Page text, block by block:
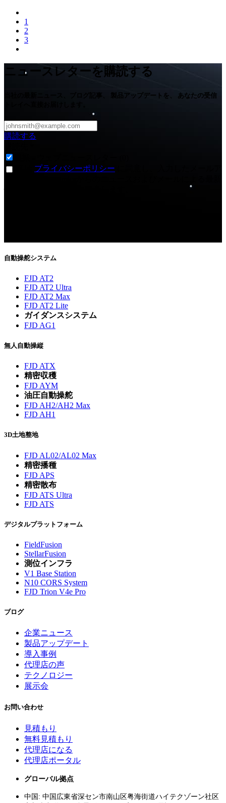
1
2
3
ニュースレターを購読する
当社の最新ニュース、ブログ記事、 製品アップデートを、 あなたの受信
購読する
プライバシーポリシー
自動操舵システム
FJD AT2
FJD AT2 Ultra
FJD AT2 Max
FJD AT2 Lite
ガイダンスシステム
FJD AG1
無人自動操縦
FJD ATX
精密収穫
FJD AYM
油圧自動操舵
FJD AH2/AH2 Max
FJD AH1
3D土地整地
FJD AL02/AL02 Max
精密播種
FJD APS
精密散布
FJD ATS Ultra
FJD ATS
デジタルプラットフォーム
FieldFusion
StellarFusion
測位インフラ
V1 Base Station
N10 CORS System
FJD Trion V4e Pro
ブログ
企業ニュース
製品アップデート
導入事例
代理店の声
テクノロジー
展示会
お問い合わせ
見積もり
無料見積もり
代理店になる
代理店ポータル
グローバル拠点
中国: 中国広東省深セン市南山区粤海街道ハイテクゾーン社区